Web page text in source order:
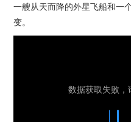
一艘从天而降的外星飞船和一
变。